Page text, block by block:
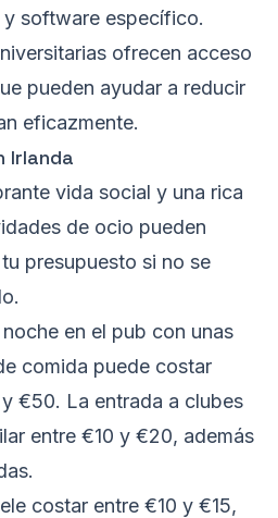
software específico.
ofrecen acceso
pueden ayudar a reducir
eficazmente.
Irlanda
vida social y una rica
de ocio pueden
presupuesto si no se
en el pub con unas
comida puede costar
€50. La entrada a clubes
entre €10 y €20, además
costar entre €10 y €15,